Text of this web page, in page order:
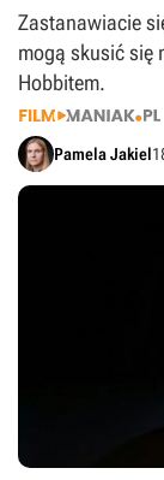
Zastanawiacie
mogą skusić się
Hobbitem.
Pamela Jakiel